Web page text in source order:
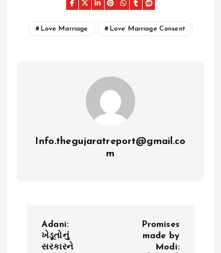
Love Marriage Love Marriage Consent
Info.thegujaratreport@gmail.co
m
Adani:
ખેડૂતોનું
સરકારને
Promises
made by
Modi: